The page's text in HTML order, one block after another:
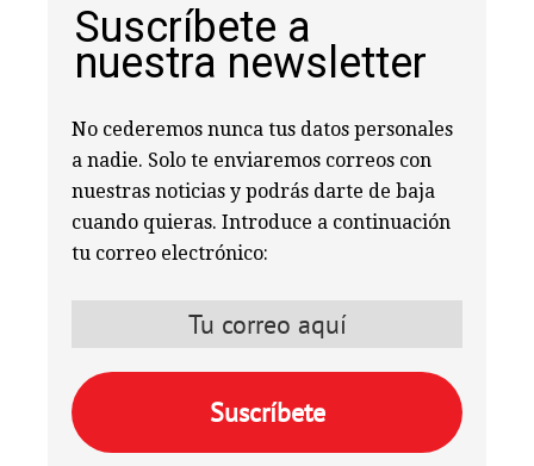
Suscríbete a
nuestra newsletter
No cederemos nunca tus datos personales
a nadie. Solo te enviaremos correos con
nuestras noticias y podrás darte de baja
cuando quieras. Introduce a continuación
tu correo electrónico: